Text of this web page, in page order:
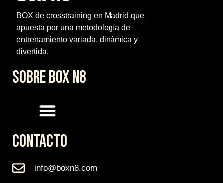
BOX de crosstraining en Madrid que
apuesta por una metodología de
entrenamiento variada, dinámica y
divertida.
SOBRE BOX N8
CONTACTO
info@boxn8.com